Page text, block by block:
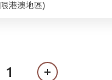
港澳地區)